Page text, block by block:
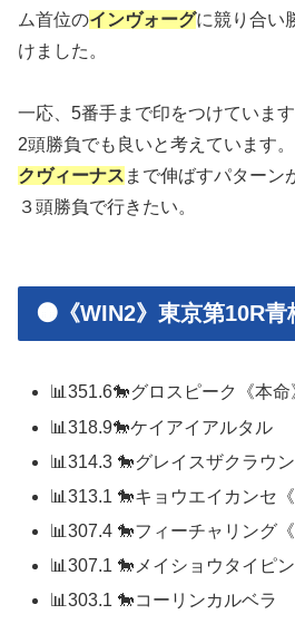
ム首位のインヴォーグに競り合い
けました。
一応、5番手まで印をつけていま
2頭勝負でも良いと考えています
クヴィーナス まで伸ばすパターン
３頭勝負で行きたい。
🟠《WIN2》東京第10R青
📊351.6🐎グロスピーク《本命
📊318.9🐎ケイアイアルタル
📊314.3 🐎グレイスザクラウ
📊313.1 🐎キョウエイカンセ《
📊307.4 🐎フィーチャリング《
📊307.1 🐎メイショウタイピン
📊303.1 🐎コーリンカルベラ